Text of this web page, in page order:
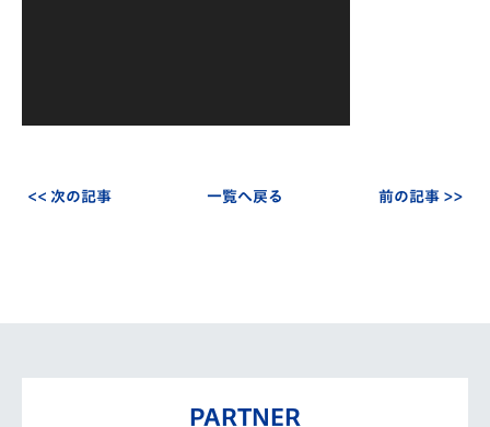
<< 次の記事 一覧へ戻る 前の記事 >>
PARTNER